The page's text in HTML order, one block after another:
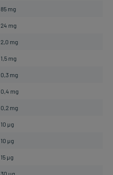
85 mg
24 mg
2,0 mg
1,5 mg
0,3 mg
0,4 mg
0,2 mg
10 µg
10 µg
15 µg
30 µg